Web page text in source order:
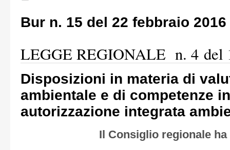
Bur n. 15 del 22 febbraio 2016
LEGGE REGIONALE n. 4 del
Disposizioni in materia di
ambientale e di competenze
autorizzazione integrata
Il Consiglio regionale